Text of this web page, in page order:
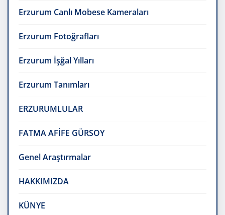
Erzurum Canlı Mobese Kameraları
Erzurum Fotoğrafları
Erzurum İşğal Yılları
Erzurum Tanımları
ERZURUMLULAR
FATMA AFİFE GÜRSOY
Genel Araştırmalar
HAKKIMIZDA
KÜNYE